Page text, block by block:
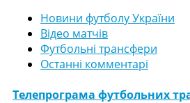
Новини футболу України
Відео матчів
Футбольні трансфери
Останні комментарі
Телепрограма футбольних